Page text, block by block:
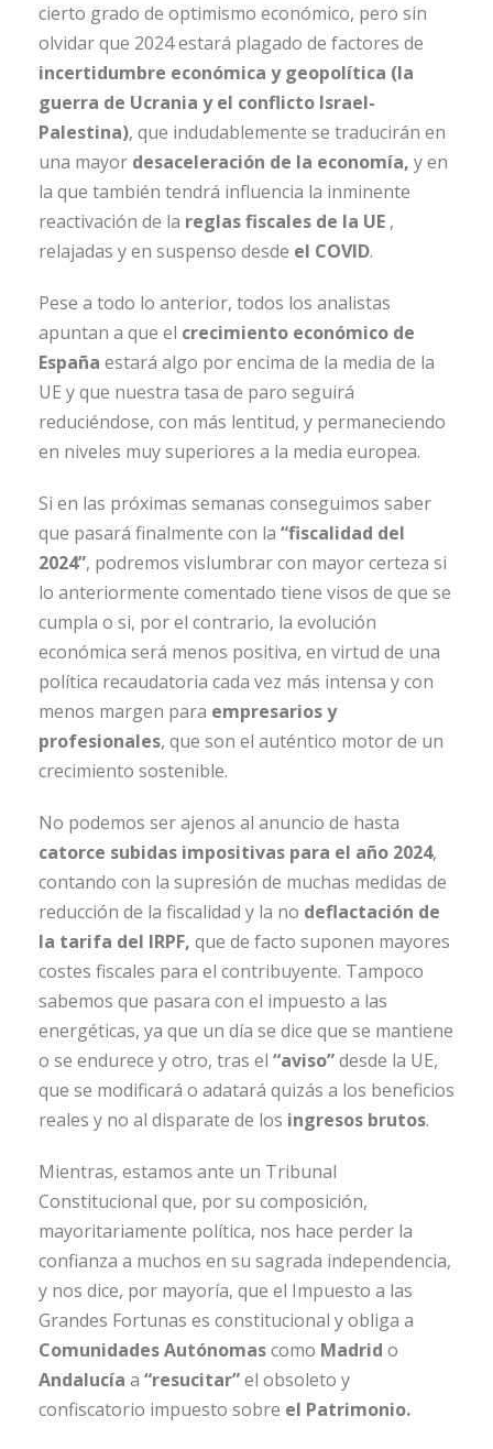
cierto grado de optimismo económico, pero sin
olvidar que 2024 estará plagado de factores de
incertidumbre económica y geopolítica (la
guerra de Ucrania y el conflicto Israel-
Palestina), que indudablemente se traducirán en
una mayor desaceleración de la economía, y en
la que también tendrá influencia la inminente
reactivación de la reglas fiscales de la UE ,
relajadas y en suspenso desde el COVID.
Pese a todo lo anterior, todos los analistas
apuntan a que el crecimiento económico de
España estará algo por encima de la media de la
UE y que nuestra tasa de paro seguirá
reduciéndose, con más lentitud, y permaneciendo
en niveles muy superiores a la media europea.
Si en las próximas semanas conseguimos saber
que pasará finalmente con la “fiscalidad del
2024”, podremos vislumbrar con mayor certeza si
lo anteriormente comentado tiene visos de que se
cumpla o si, por el contrario, la evolución
económica será menos positiva, en virtud de una
política recaudatoria cada vez más intensa y con
menos margen para empresarios y
profesionales, que son el auténtico motor de un
crecimiento sostenible.
No podemos ser ajenos al anuncio de hasta
catorce subidas impositivas para el año 2024,
contando con la supresión de muchas medidas de
reducción de la fiscalidad y la no deflactación de
la tarifa del IRPF, que de facto suponen mayores
costes fiscales para el contribuyente. Tampoco
sabemos que pasara con el impuesto a las
energéticas, ya que un día se dice que se mantiene
o se endurece y otro, tras el “aviso”desde la UE,
que se modificará o adatará quizás a los beneficios
reales y no al disparate de los ingresos brutos.
Mientras, estamos ante un Tribunal
Constitucional que, por su composición,
mayoritariamente política, nos hace perder la
confianza a muchos en su sagrada independencia,
y nos dice, por mayoría, que el Impuesto a las
Grandes Fortunas es constitucional y obliga a
Comunidades Autónomascomo Madrid o
Andalucía a “resucitar”el obsoleto y
confiscatorio impuesto sobre el Patrimonio.